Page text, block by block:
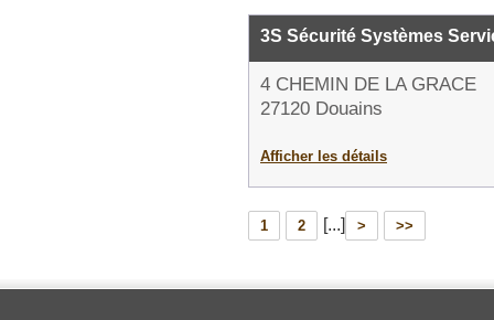
3S Sécurité Systèmes
4 CHEMIN DE LA GRACE
27120 Douains
Afficher les détails
1 2 [...] > >>